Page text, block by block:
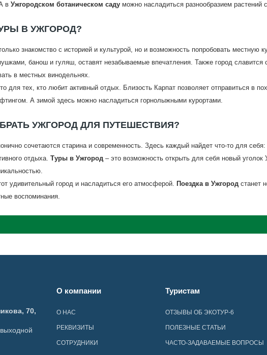
в Ужгородском ботаническом саду можно насладиться разнообразием растений
В УЖГОРОД?
знакомство с историей и культурой, но и возможность попробовать местную
банош и гуляш, оставят незабываемые впечатления. Также город славится
в местных винодельнях.
для тех, кто любит активный отдых. Близость Карпат позволяет отправиться в
А зимой здесь можно насладиться горнолыжными курортами.
УЖГОРОД ДЛЯ ПУТЕШЕСТВИЯ?
сочетаются старина и современность. Здесь каждый найдет что-то для
отдыха. Туры в Ужгород – это возможность открыть для себя новый уголок
удивительный город и насладиться его атмосферой. Поездка в Ужгород станет
воспоминания.
70,
О компании
О НАС
РЕКВИЗИТЫ
СОТРУДНИКИ
Туристам
ОТЗЫВЫ ОБ ЭКОТУР-6
ПОЛЕЗНЫЕ СТАТЬИ
ЧАСТО-ЗАДАВАЕМЫЕ ВОПРОСЫ